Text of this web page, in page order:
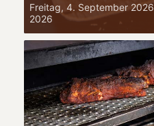
Freitag, 4. September 2026
2026